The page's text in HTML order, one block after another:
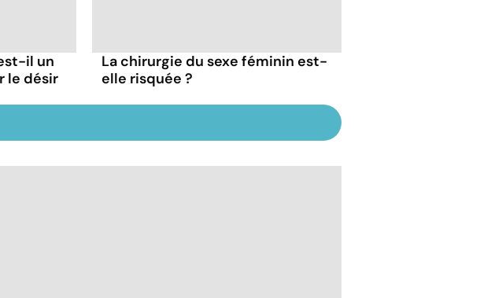
il un
le désir
La chirurgie du sexe féminin est-
elle risquée ?